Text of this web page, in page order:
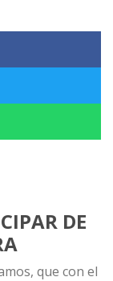
DE
que con el